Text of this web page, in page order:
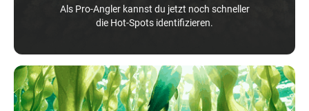
Als Pro-Angler kannst du jetzt noch schneller
die Hot-Spots identifizieren.